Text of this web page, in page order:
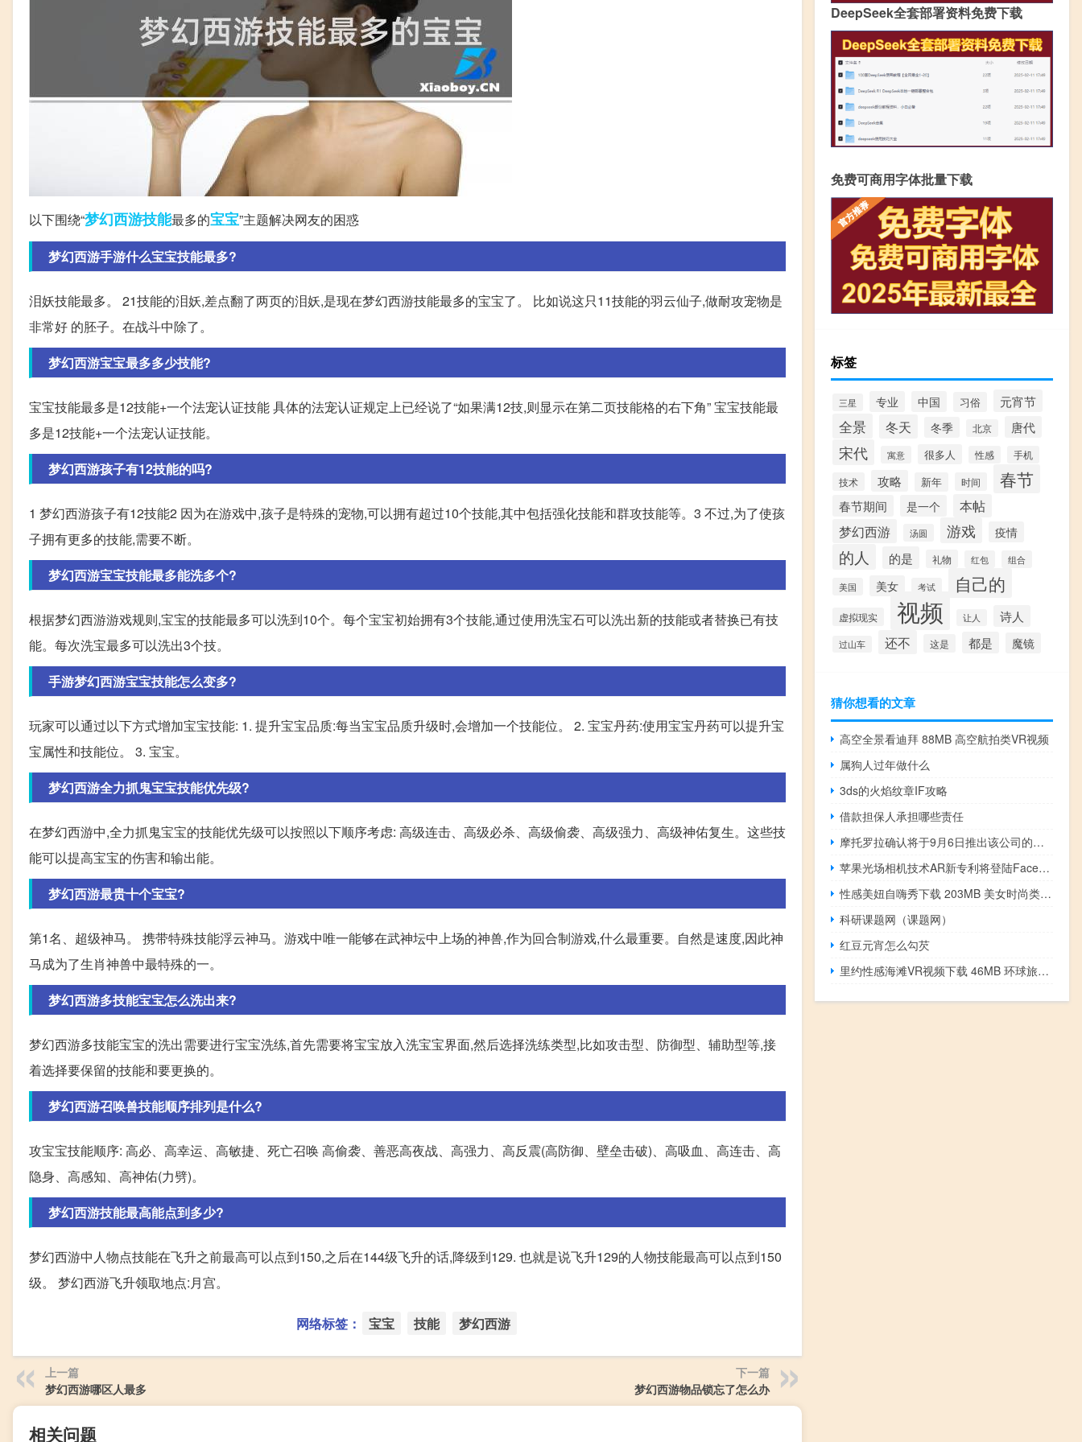
以下围绕“梦幻西游技能最多的宝宝”主题解决网友的困惑
梦幻西游手游什么宝宝技能最多?
泪妖技能最多。 21技能的泪妖,差点翻了两页的泪妖,是现在梦幻西游技能最多的宝宝了。 比如说这只11技能的羽云仙子,做耐攻宠物是
非常好 的胚子。在战斗中除了。
梦幻西游宝宝最多多少技能?
宝宝技能最多是12技能+一个法宠认证技能 具体的法宠认证规定上已经说了“如果满12技,则显示在第二页技能格的右下角” 宝宝技能最
多是12技能+一个法宠认证技能。
梦幻西游孩子有12技能的吗?
1 梦幻西游孩子有12技能2 因为在游戏中,孩子是特殊的宠物,可以拥有超过10个技能,其中包括强化技能和群攻技能等。3 不过,为了使孩
子拥有更多的技能,需要不断。
梦幻西游宝宝技能最多能洗多个?
根据梦幻西游游戏规则,宝宝的技能最多可以洗到10个。每个宝宝初始拥有3个技能,通过使用洗宝石可以洗出新的技能或者替换已有技
能。每次洗宝最多可以洗出3个技。
手游梦幻西游宝宝技能怎么变多?
玩家可以通过以下方式增加宝宝技能: 1. 提升宝宝品质:每当宝宝品质升级时,会增加一个技能位。 2. 宝宝丹药:使用宝宝丹药可以提升宝
宝属性和技能位。 3. 宝宝。
梦幻西游全力抓鬼宝宝技能优先级?
在梦幻西游中,全力抓鬼宝宝的技能优先级可以按照以下顺序考虑: 高级连击、高级必杀、高级偷袭、高级强力、高级神佑复生。这些技
能可以提高宝宝的伤害和输出能。
梦幻西游最贵十个宝宝?
第1名、超级神马。 携带特殊技能浮云神马。游戏中唯一能够在武神坛中上场的神兽,作为回合制游戏,什么最重要。自然是速度,因此神
马成为了生肖神兽中最特殊的一。
梦幻西游多技能宝宝怎么洗出来?
梦幻西游多技能宝宝的洗出需要进行宝宝洗练,首先需要将宝宝放入洗宝宝界面,然后选择洗练类型,比如攻击型、防御型、辅助型等,接
着选择要保留的技能和要更换的。
梦幻西游召唤兽技能顺序排列是什么?
攻宝宝技能顺序: 高必、高幸运、高敏捷、死亡召唤 高偷袭、善恶高夜战、高强力、高反震(高防御、壁垒击破)、高吸血、高连击、高
隐身、高感知、高神佑(力劈)。
梦幻西游技能最高能点到多少?
梦幻西游中人物点技能在飞升之前最高可以点到150,之后在144级飞升的话,降级到129. 也就是说飞升129的人物技能最高可以点到150
级。 梦幻西游飞升领取地点:月宫。
网络标签： 宝宝 技能 梦幻西游
上一篇
梦幻西游哪区人最多
下一篇
梦幻西游物品锁忘了怎么办
相关问题
DeepSeek全套部署资料免费下载
免费可商用字体批量下载
标签
三星 专业 中国 习俗 元宵节
全景 冬天 冬季 北京 唐代
宋代 寓意 很多人 性感 手机
技术 攻略 新年 时间 春节
春节期间 是一个 本帖
梦幻西游 汤圆 游戏 疫情
的人 的是 礼物 红包 组合
美国 美女 考试 自己的
虚拟现实 视频 让人 诗人
过山车 还不 这是 都是 魔镜
猜你想看的文章
高空全景看迪拜 88MB 高空航拍类VR视频
属狗人过年做什么
3ds的火焰纹章IF攻略
借款担保人承担哪些责任
摩托罗拉确认将于9月6日推出该公司的下一款中端智能手机
苹果光场相机技术AR新专利将登陆Facetime
性感美妞自嗨秀下载 203MB 美女时尚类VR视频
科研课题网（课题网）
红豆元宵怎么勾芡
里约性感海滩VR视频下载 46MB 环球旅行类